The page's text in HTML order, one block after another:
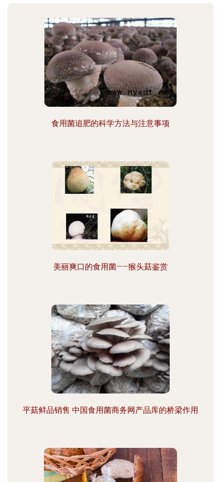
食用菌追肥的科学方法与注意事项
美丽爽口的食用菌——猴头菇鉴赏
平菇鲜品销售 中国食用菌商务网产品库的桥梁作用